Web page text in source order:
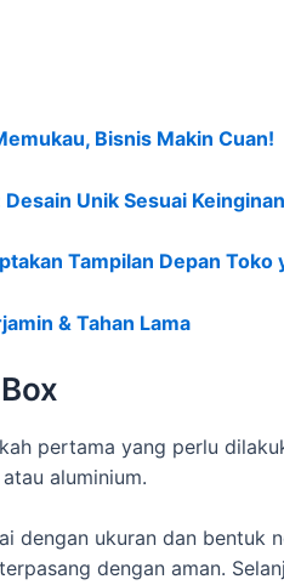
Bisnis Makin Cuan!
Unik Sesuai
Tampilan Depan Toko
& Tahan Lama
pertama yang perlu
aluminium.
dengan ukuran dan
dengan aman.